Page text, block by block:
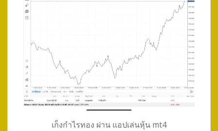
เก็งกำไรทอง ผ่าน แอปเล่นหุ้น mt4